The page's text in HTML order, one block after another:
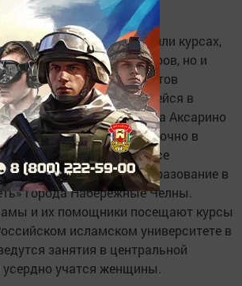
в детских лагерях или курсах,
мечетях для пенсионеров, но и
Среди первых студентов
академии, открывшейся в
есть и уроженец села Аксарино
Трое юношей обучаются очно в
мусульманском медресе
человек получают образование в
города Набережные Челны.
и их помощники посещают курсы
исламском университете в
занятия в центральной
усердно учатся женщины.